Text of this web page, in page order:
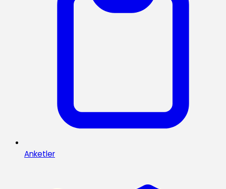
Anketler